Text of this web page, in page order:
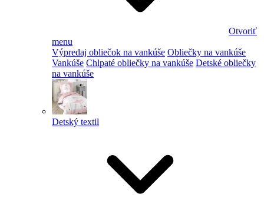
Otvoriť
menu
Výpredaj obliečok na vankúše Obliečky na vankúše
Vankúše Chlpaté obliečky na vankúše Detské obliečky
na vankúše
Detský textil